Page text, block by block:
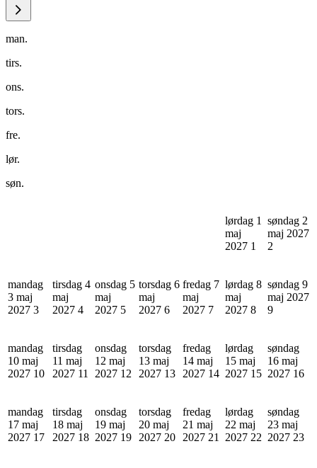
man.
tirs.
ons.
tors.
fre.
lør.
søn.
lørdag 1
maj
2027 1
søndag 2
maj 2027
2
mandag
3 maj
2027 3
tirsdag 4
maj
2027 4
onsdag 5
maj
2027 5
torsdag 6
maj
2027 6
fredag 7
maj
2027 7
lørdag 8
maj
2027 8
søndag 9
maj 2027
9
mandag
10 maj
2027 10
tirsdag
11 maj
2027 11
onsdag
12 maj
2027 12
torsdag
13 maj
2027 13
fredag
14 maj
2027 14
lørdag
15 maj
2027 15
søndag
16 maj
2027 16
mandag
17 maj
2027 17
tirsdag
18 maj
2027 18
onsdag
19 maj
2027 19
torsdag
20 maj
2027 20
fredag
21 maj
2027 21
lørdag
22 maj
2027 22
søndag
23 maj
2027 23